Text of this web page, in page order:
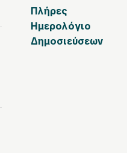
Πλήρες
Ημερολόγιο
Δημοσιεύσεων